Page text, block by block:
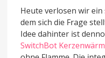
Heute verlosen wir
dem sich die Frage
Idee dahinter ist
SwitchBot